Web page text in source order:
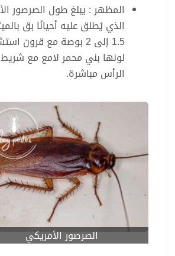
المظهر : يبلغ طول الصرصور
الذي يُطلق عليه أحيانًا بق
1.5 إلى 2 بوصة مع قرون
لونها بني محمر لامع مع
الرأس مباشرة.
الصرصور الأمريكي